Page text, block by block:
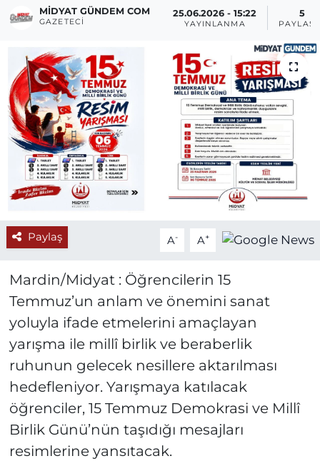
MIDYAT GÜNDEM COM
GAZETECI
25.06.2026 - 15:22
YAYINLANMA
5
Paylaş A- A+
Mardin/Midyat : Öğrencilerin 15
Temmuz’un anlam ve önemini sanat
yoluyla ifade etmelerini amaçlayan
yarışma ile millî birlik ve beraberlik
ruhunun gelecek nesillere aktarılması
hedefleniyor. Yarışmaya katılacak
öğrenciler, 15 Temmuz Demokrasi ve Millî
Birlik Günü’nün taşıdığı mesajları
resimlerine yansıtacak.